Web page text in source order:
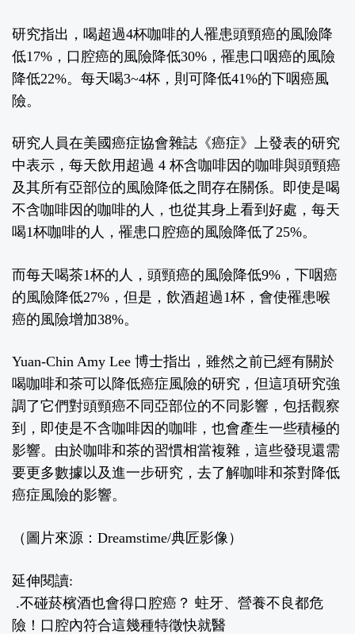
研究指出，喝超過4杯咖啡的人罹患頭頸癌的風險降
低17%，口腔癌的風險降低30%，罹患口咽癌的風險
降低22%。每天喝3~4杯，則可降低41%的下咽癌風
險。
研究人員在美國癌症協會雜誌《癌症》上發表的研究
中表示，每天飲用超過 4 杯含咖啡因的咖啡與頭頸癌
及其所有亞部位的風險降低之間存在關係。即使是喝
不含咖啡因的咖啡的人，也從其身上看到好處，每天
喝1杯咖啡的人，罹患口腔癌的風險降低了25%。
而每天喝茶1杯的人，頭頸癌的風險降低9%，下咽癌
的風險降低27%，但是，飲酒超過1杯，會使罹患喉
癌的風險增加38%。
Yuan-Chin Amy Lee 博士指出，雖然之前已經有關於
喝咖啡和茶可以降低癌症風險的研究，但這項研究強
調了它們對頭頸癌不同亞部位的不同影響，包括觀察
到，即使是不含咖啡因的咖啡，也會產生一些積極的
影響。由於咖啡和茶的習慣相當複雜，這些發現還需
要更多數據以及進一步研究，去了解咖啡和茶對降低
癌症風險的影響。
（圖片來源：Dreamstime/典匠影像）
延伸閱讀:
.不碰菸檳酒也會得口腔癌？ 蛀牙、營養不良都危
險！口腔內符合這幾種特徵快就醫